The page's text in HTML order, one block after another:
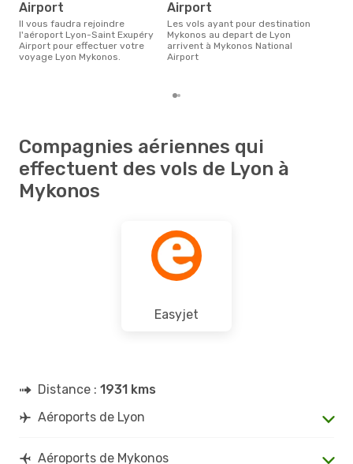
Airport
Il vous faudra rejoindre
l'aéroport Lyon-Saint Exupéry
Airport pour effectuer votre
voyage Lyon Mykonos.
Airport
Les vols ayant pour destination
Mykonos au depart de Lyon
arrivent à Mykonos National
Airport
Compagnies aériennes qui
effectuent des vols de Lyon à
Mykonos
Easyjet
Distance : 1931 kms
Aéroports de Lyon
Aéroports de Mykonos